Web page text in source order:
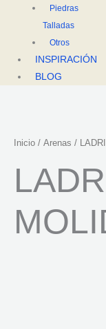
Piedras
Talladas
Otros
INSPIRACIÓN
BLOG
Inicio / Arenas /